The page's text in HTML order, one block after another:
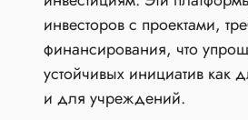
инвесторов с проектами,
финансирования, что
устойчивых инициатив как
и для учреждений.